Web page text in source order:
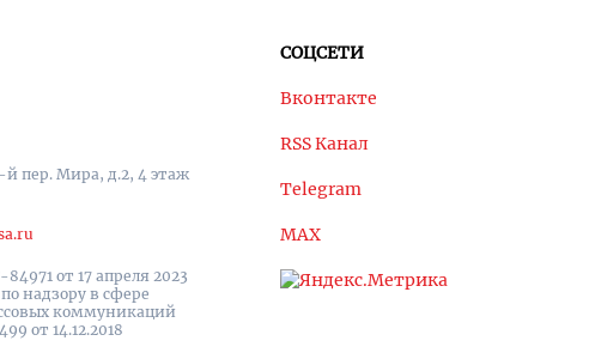
й пер. Мира, д.2, 4 этаж
от 17 апреля 2023
надзору в сфере
коммуникаций
от 14.12.2018
СОЦСЕТИ
Вконтакте
RSS Канал
Telegram
MAX